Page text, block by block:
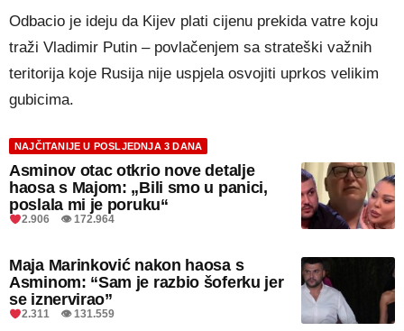
Odbacio je ideju da Kijev plati cijenu prekida vatre koju
traži Vladimir Putin – povlačenjem sa strateški važnih
teritorija koje Rusija nije uspjela osvojiti uprkos velikim
gubicima.
NAJČITANIJE U POSLJEDNJA 3 DANA
Asminov otac otkrio nove detalje
haosa s Majom: „Bili smo u panici,
poslala mi je poruku“
2.906 👁 172.964
Maja Marinković nakon haosa s
Asminom: “Sam je razbio šoferku jer
se iznervirao”
2.311 👁 131.559